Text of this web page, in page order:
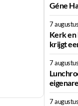
Géne
7
Kerk en
krijgt
7
7